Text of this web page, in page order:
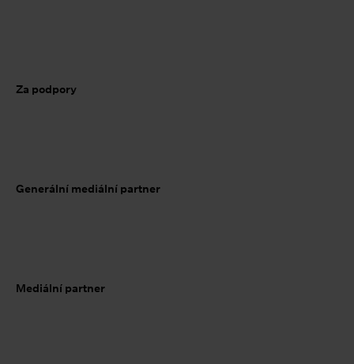
Za podpory
Generální mediální partner
Mediální partner